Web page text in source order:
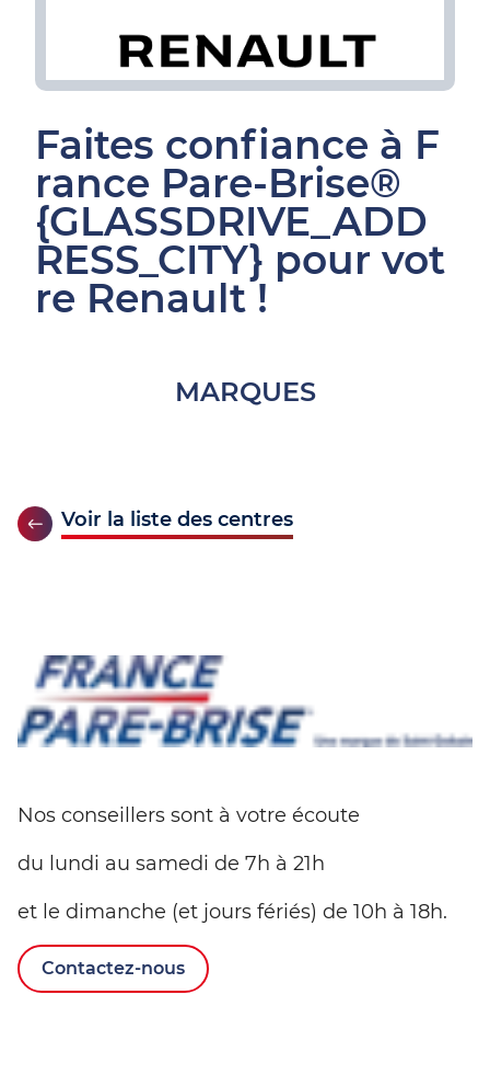
Faites confiance à F
rance Pare-Brise®
{GLASSDRIVE_ADD
RESS_CITY} pour vot
re Renault !
MARQUES
Voir la liste des centres
Nos conseillers sont à votre écoute
du lundi au samedi de 7h à 21h
et le dimanche (et jours fériés) de 10h à 18h.
Contactez-nous